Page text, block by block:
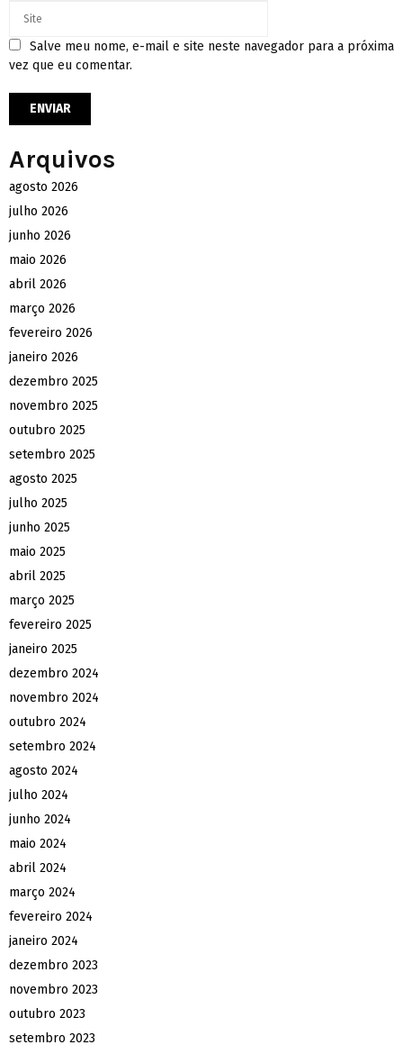
Salve meu nome, e-mail e site neste navegador para a próxima
vez que eu comentar.
Arquivos
agosto 2026
julho 2026
junho 2026
maio 2026
abril 2026
março 2026
fevereiro 2026
janeiro 2026
dezembro 2025
novembro 2025
outubro 2025
setembro 2025
agosto 2025
julho 2025
junho 2025
maio 2025
abril 2025
março 2025
fevereiro 2025
janeiro 2025
dezembro 2024
novembro 2024
outubro 2024
setembro 2024
agosto 2024
julho 2024
junho 2024
maio 2024
abril 2024
março 2024
fevereiro 2024
janeiro 2024
dezembro 2023
novembro 2023
outubro 2023
setembro 2023